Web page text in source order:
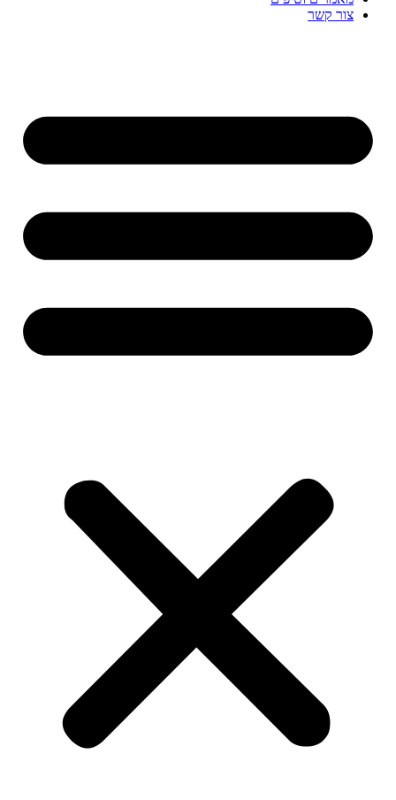
צור קשר